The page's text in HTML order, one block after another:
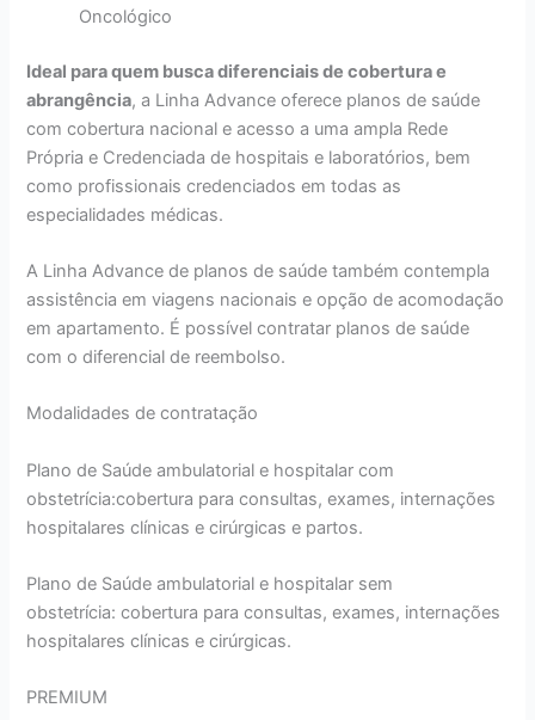
Oncológico
Ideal para quem busca diferenciais de cobertura e
abrangência, a Linha Advance oferece planos de saúde
com cobertura nacional e acesso a uma ampla Rede
Própria e Credenciada de hospitais e laboratórios, bem
como profissionais credenciados em todas as
especialidades médicas.
A Linha Advance de planos de saúde também contempla
assistência em viagens nacionais e opção de acomodação
em apartamento. É possível contratar planos de saúde
com o diferencial de reembolso.
Modalidades de contratação
Plano de Saúde ambulatorial e hospitalar com
obstetrícia:cobertura para consultas, exames, internações
hospitalares clínicas e cirúrgicas e partos.
Plano de Saúde ambulatorial e hospitalar sem
obstetrícia: cobertura para consultas, exames, internações
hospitalares clínicas e cirúrgicas.
PREMIUM